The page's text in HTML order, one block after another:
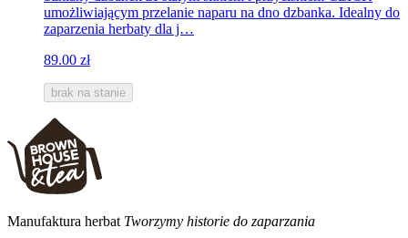
umożliwiającym przelanie naparu na dno dzbanka. Idealny do
zaparzenia herbaty dla j…
89.00 zł
brak na stanie
Manufaktura herbat Tworzymy historie do zaparzania